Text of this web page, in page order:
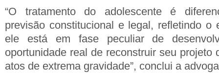
“O tratamento do adolescente é
previsão constitucional e legal, refletindo o
ele está em fase peculiar de
oportunidade real de reconstruir seu projeto
atos de extrema gravidade”, conclui a